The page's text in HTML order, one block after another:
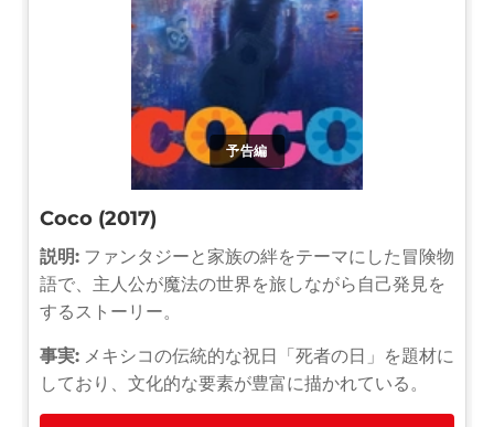
予告編
Coco (2017)
説明: ファンタジーと家族の絆をテーマにした冒険物
語で、主人公が魔法の世界を旅しながら自己発見を
するストーリー。
事実: メキシコの伝統的な祝日「死者の日」を題材に
しており、文化的な要素が豊富に描かれている。